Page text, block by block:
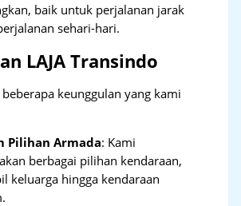
baik untuk perjalanan jarak
sehari-hari.
LAJA Transindo
keunggulan yang kami
Pilihan Armada: Kami
berbagai pilihan kendaraan,
keluarga hingga kendaraan